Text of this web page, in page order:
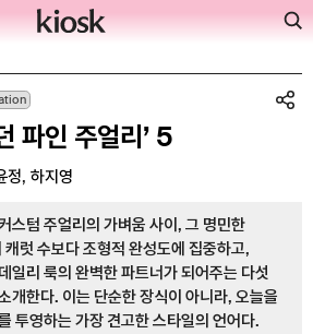
파인 주얼리’ 5
스텀 주얼리의 가벼움 사이, 그 명민한
럿 수보다 조형적 완성도에 집중하고,
일리 룩의 완벽한 파트너가 되어주는 다섯
개한다. 이는 단순한 장식이 아니라, 오늘을
투영하는 가장 견고한 스타일의 언어다.
정, 하지영